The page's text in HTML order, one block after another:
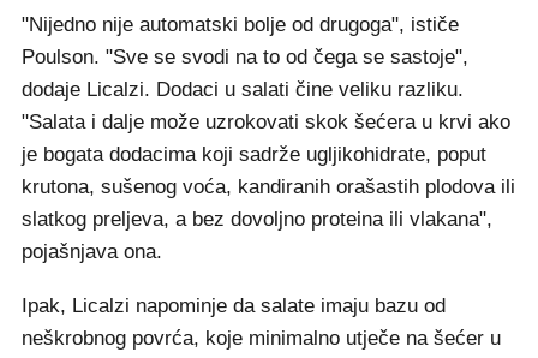
"Nijedno nije automatski bolje od drugoga", ističe
Poulson. "Sve se svodi na to od čega se sastoje",
dodaje Licalzi. Dodaci u salati čine veliku razliku.
"Salata i dalje može uzrokovati skok šećera u krvi ako
je bogata dodacima koji sadrže ugljikohidrate, poput
krutona, sušenog voća, kandiranih orašastih plodova ili
slatkog preljeva, a bez dovoljno proteina ili vlakana",
pojašnjava ona.
Ipak, Licalzi napominje da salate imaju bazu od
neškrobnog povrća, koje minimalno utječe na šećer u